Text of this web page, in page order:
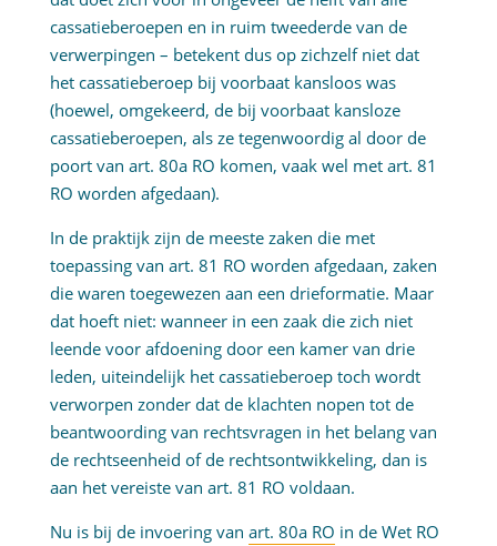
cassatieberoepen en in ruim tweederde van de
verwerpingen – betekent dus op zichzelf niet dat
het cassatieberoep bij voorbaat kansloos was
(hoewel, omgekeerd, de bij voorbaat kansloze
cassatieberoepen, als ze tegenwoordig al door de
poort van art. 80a RO komen, vaak wel met art. 81
RO worden afgedaan).
In de praktijk zijn de meeste zaken die met
toepassing van art. 81 RO worden afgedaan, zaken
die waren toegewezen aan een drieformatie. Maar
dat hoeft niet: wanneer in een zaak die zich niet
leende voor afdoening door een kamer van drie
leden, uiteindelijk het cassatieberoep toch wordt
verworpen zonder dat de klachten nopen tot de
beantwoording van rechtsvragen in het belang van
de rechtseenheid of de rechtsontwikkeling, dan is
aan het vereiste van art. 81 RO voldaan.
Nu is bij de invoering van art. 80a RO in de Wet RO